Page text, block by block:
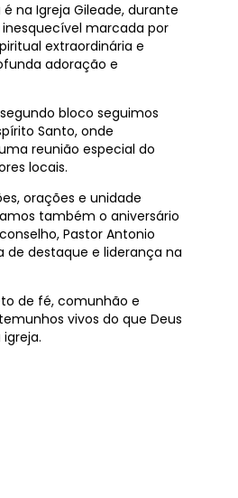
na Igreja Gileade, durante
marcada por
extraordinária e
adoração e
bloco seguimos
Santo, onde
reunião especial do
locais.
orações e unidade
também o aniversário
Pastor Antonio
de destaque e liderança na
de fé, comunhão e
vivos do que Deus